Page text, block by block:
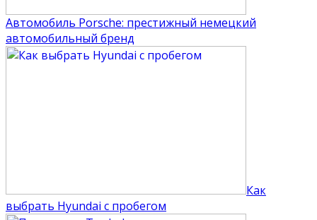
Автомобиль Porsche: престижный немецкий
автомобильный бренд
Как
выбрать Hyundai с пробегом